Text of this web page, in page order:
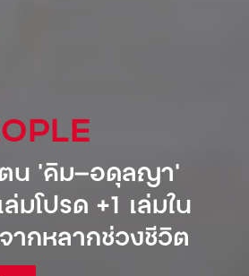
น ‘คิม—อดุลญา’
มโปรด +1 เล่มใน
ากหลากช่วงชีวิต